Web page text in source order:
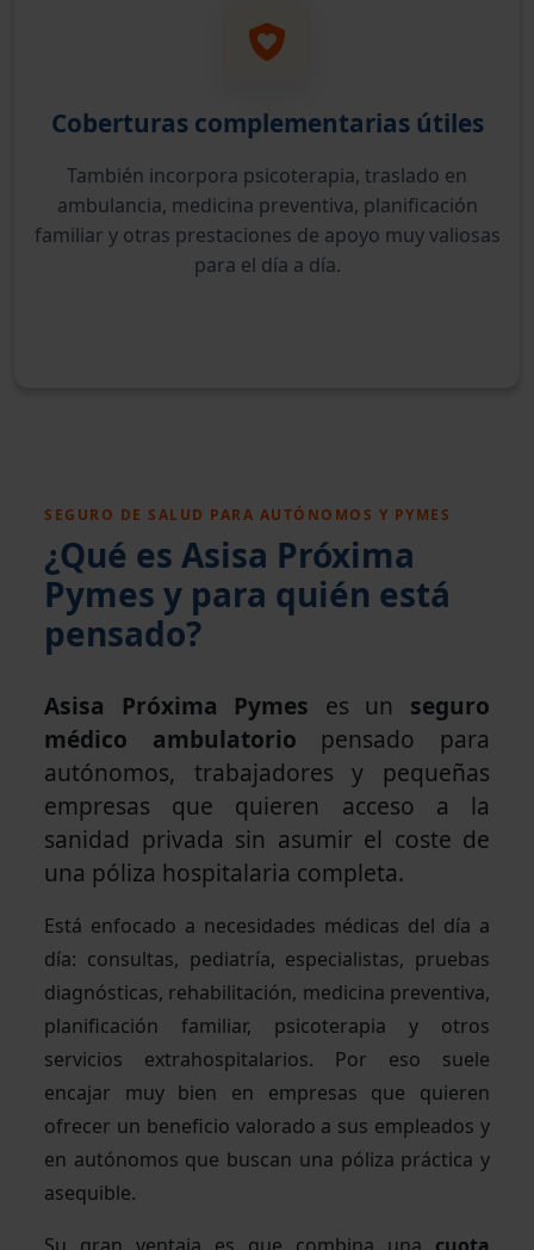
Coberturas complementarias útiles
También incorpora psicoterapia, traslado en
ambulancia, medicina preventiva, planificación
familiar y otras prestaciones de apoyo muy valiosas
para el día a día.
SEGURO DE SALUD PARA AUTÓNOMOS Y PYMES
¿Qué es Asisa Próxima
Pymes y para quién está
pensado?
Asisa Próxima Pymes es un seguro
médico ambulatorio pensado para
autónomos, trabajadores y pequeñas
empresas que quieren acceso a la
sanidad privada sin asumir el coste de
una póliza hospitalaria completa.
Está enfocado a necesidades médicas del día a
día: consultas, pediatría, especialistas, pruebas
diagnósticas, rehabilitación, medicina preventiva,
planificación familiar, psicoterapia y otros
servicios extrahospitalarios. Por eso suele
encajar muy bien en empresas que quieren
ofrecer un beneficio valorado a sus empleados y
en autónomos que buscan una póliza práctica y
asequible.